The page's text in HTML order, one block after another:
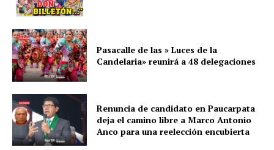
Diario los Andes
Nosotros
Contacto
Prensa
Pasacalle de las » Luces de la
Candelaria» reunirá a 48 delegaciones
Renuncia de candidato en Paucarpata
deja el camino libre a Marco Antonio
Anco para una reelección encubierta